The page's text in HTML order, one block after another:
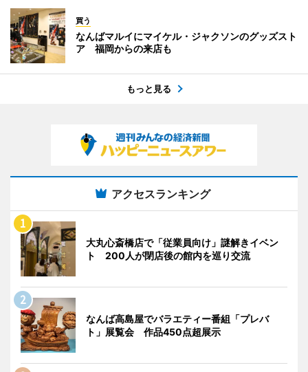
買う
なんばマルイにマイケル・ジャクソンのグッズスト
ア 福岡からの来店も
もっと見る
アクセスランキング
大丸心斎橋店で「従業員向け」謎解きイベン
ト 200人が閉店後の館内を巡り交流
なんば高島屋でバラエティー番組「プレバ
ト」展覧会 作品450点超展示